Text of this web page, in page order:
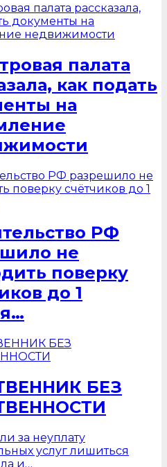
палата
как подать
на
РФ
не
поверку
до 1
БЕЗ